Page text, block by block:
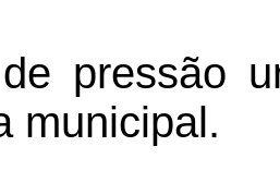
pressão
municipal.